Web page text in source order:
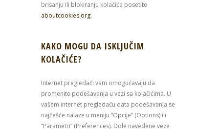
brisanju ili blokiranju kolačića posetite
aboutcookies.org.
KAKO MOGU DA ISKLJUČIM
KOLAČIĆE?
Internet pregledači vam omogućavaju da
promenite podešavanja u vezi sa kolačićima. U
vašem internet pregledaču data podešavanja se
najčešće nalaze u meniju “Opcije” (Options) ili
“Parametri” (Preferences). Dole navedene veze